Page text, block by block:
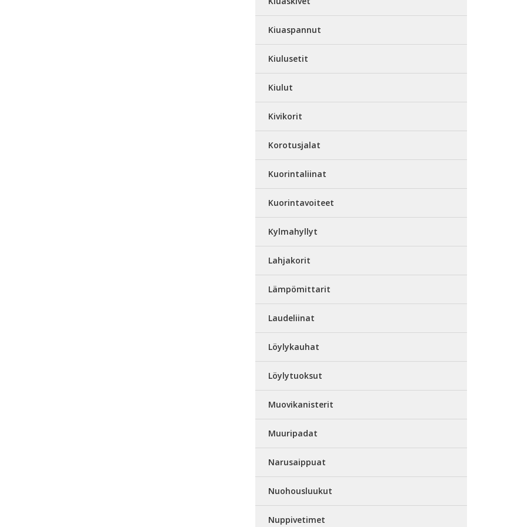
Kiuaspannut
Kiulusetit
Kiulut
Kivikorit
Korotusjalat
Kuorintaliinat
Kuorintavoiteet
Kylmahyllyt
Lahjakorit
Lämpömittarit
Laudeliinat
Löylykauhat
Löylytuoksut
Muovikanisterit
Muuripadat
Narusaippuat
Nuohousluukut
Nuppivetimet